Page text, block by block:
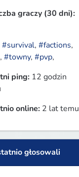
graczy (30 dni):
#survival, #factions,
, #towny, #pvp,
ping: 12 godzin
online: 2 lat temu
głosowali